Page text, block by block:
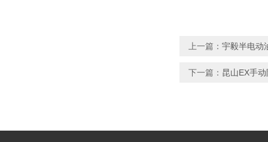
上一篇： 宇毅半电动
下一篇： 昆山EX手